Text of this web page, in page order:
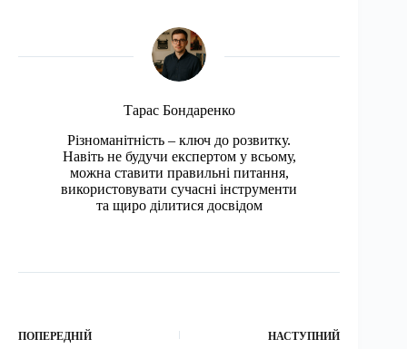
Тарас Бондаренко
Різноманітність – ключ до розвитку.
Навіть не будучи експертом у всьому,
можна ставити правильні питання,
використовувати сучасні інструменти
та щиро ділитися досвідом
ПОПЕРЕДНІЙ НАСТУПНИЙ